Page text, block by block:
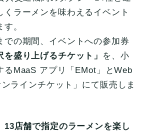
くラーメンを味わえるイベント
。
での期間、イベントへの参加券
を盛り上げるチケット」 を、小
るMaaS アプリ「EMot」とWeb
ラインチケット」にて販売しま
13店舗で指定のラーメンを楽し